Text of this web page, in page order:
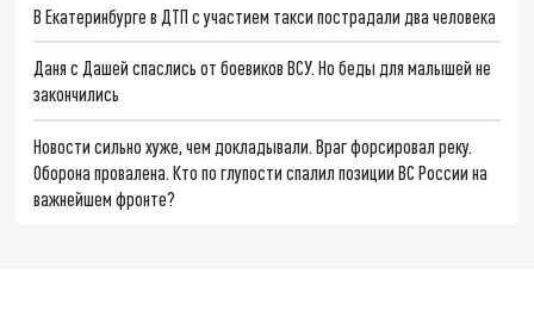
В Екатеринбурге в ДТП с участием такси пострадали два человека
Даня с Дашей спаслись от боевиков ВСУ. Но беды для малышей не
закончились
Новости сильно хуже, чем докладывали. Враг форсировал реку.
Оборона провалена. Кто по глупости спалил позиции ВС России на
важнейшем фронте?